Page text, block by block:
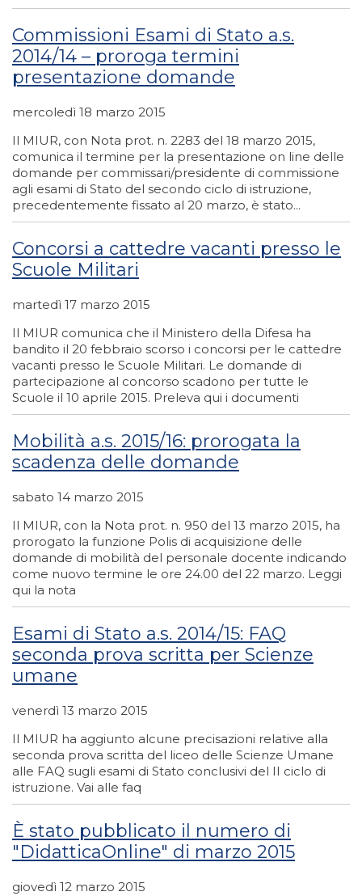
Commissioni Esami di Stato a.s.
2014/14 – proroga termini
presentazione domande
mercoledì 18 marzo 2015
Il MIUR, con Nota prot. n. 2283 del 18 marzo 2015,
comunica il termine per la presentazione on line delle
domande per commissari/presidente di commissione
agli esami di Stato del secondo ciclo di istruzione,
precedentemente fissato al 20 marzo, è stato...
Concorsi a cattedre vacanti presso le
Scuole Militari
martedì 17 marzo 2015
Il MIUR comunica che il Ministero della Difesa ha
bandito il 20 febbraio scorso i concorsi per le cattedre
vacanti presso le Scuole Militari. Le domande di
partecipazione al concorso scadono per tutte le
Scuole il 10 aprile 2015. Preleva qui i documenti
Mobilità a.s. 2015/16: prorogata la
scadenza delle domande
sabato 14 marzo 2015
Il MIUR, con la Nota prot. n. 950 del 13 marzo 2015, ha
prorogato la funzione Polis di acquisizione delle
domande di mobilità del personale docente indicando
come nuovo termine le ore 24.00 del 22 marzo. Leggi
qui la nota
Esami di Stato a.s. 2014/15: FAQ
seconda prova scritta per Scienze
umane
venerdì 13 marzo 2015
Il MIUR ha aggiunto alcune precisazioni relative alla
seconda prova scritta del liceo delle Scienze Umane
alle FAQ sugli esami di Stato conclusivi del II ciclo di
istruzione. Vai alle faq
È stato pubblicato il numero di
"DidatticaOnline" di marzo 2015
giovedì 12 marzo 2015